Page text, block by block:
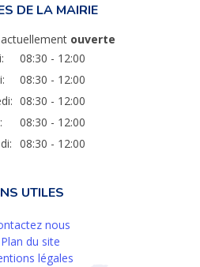
DE LA MAIRIE
ouverte
08:30 - 12:00
08:30 - 12:00
08:30 - 12:00
08:30 - 12:00
08:30 - 12:00
UTILES
nous
Plan du site
légales